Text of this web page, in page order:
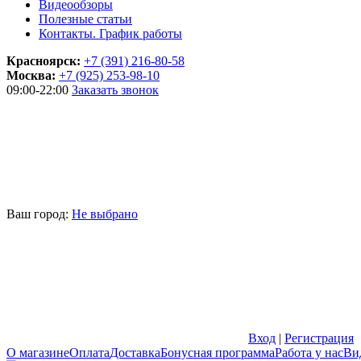
Видеообзоры
Полезные статьи
Контакты. График работы
Красноярск: +7 (391) 216-80-58
Москва: +7 (925) 253-98-10
09:00-22:00 Заказать звонок
Ваш город: Не выбрано
Вход | Регистрация
О магазинеОплатаДоставкаБонусная программаРабота у нас